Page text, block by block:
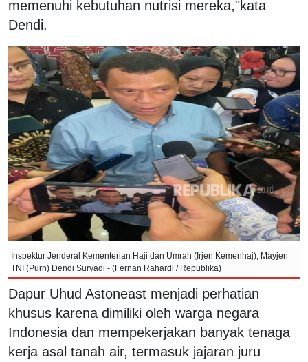
memenuhi kebutuhan nutrisi mereka,"kata
Dendi.
Inspektur Jenderal Kementerian Haji dan Umrah (Irjen Kemenhaj), Mayjen
TNI (Purn) Dendi Suryadi - (Fernan Rahardi / Republika)
Dapur Uhud Astoneast menjadi perhatian
khusus karena dimiliki oleh warga negara
Indonesia dan mempekerjakan banyak tenaga
kerja asal tanah air, termasuk jajaran juru